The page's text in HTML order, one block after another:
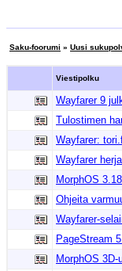
Saku-foorumi » Uusi
Viestipolku
Wayfarer 9
Tulostimen
Wayfarer:
Wayfarer
MorphOS
Ohjeita
Wayfarer-
PageStream
MorphOS 3D-